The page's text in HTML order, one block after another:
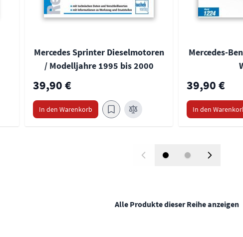
Mercedes Sprinter Dieselmotoren
/ Modelljahre 1995 bis 2000
39,90 €
In den Warenkorb
Mercedes-
39,90 €
In den
Alle Produkte dieser Reihe anzeigen